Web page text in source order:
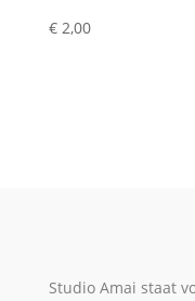
€2,00
Studio Amai staat